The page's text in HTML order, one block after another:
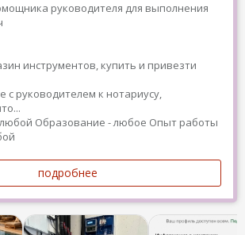
руководителя для выполнения
инструментов, купить и привезти
с руководителем к нотариусу,
Образование - любое Опыт работы
подробнее